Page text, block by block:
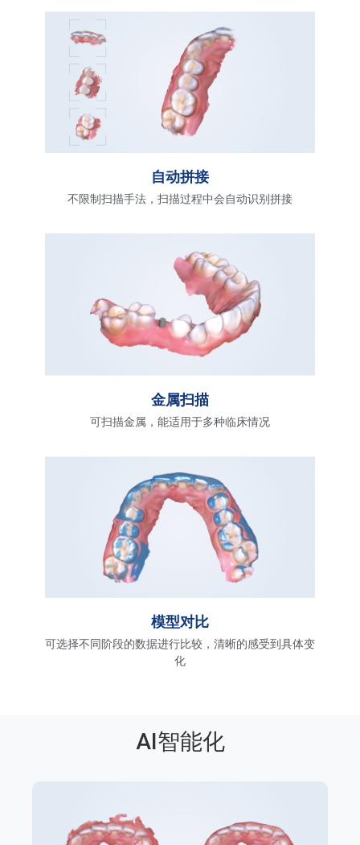
自动拼接
不限制扫描手法，扫描过程中会自动识别拼接
金属扫描
可扫描金属，能适用于多种临床情况
模型对比
可选择不同阶段的数据进行比较，清晰的感受到具体变
化
AI智能化